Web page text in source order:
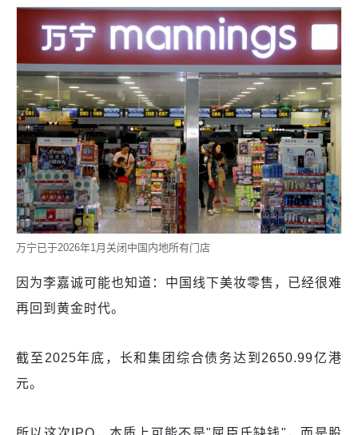
万宁已于2026年1月关闭中国内地所有门店
因为李嘉诚可能也知道：中国线下美妆零售，已经很难
再回到黄金时代。
截至2025年底，长和集团综合债务达到2650.99亿港
元。